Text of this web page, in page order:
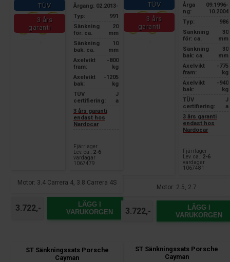
TÜV
3 års
garanti
Årgang: 02.2013-
Typ:
991
Sänkning
för: ca.
20
mm
Sänkning
bak: ca.
10
mm
Axelvikt
fram:
-800
kg
Axelvikt
bak:
-1205
kg
TÜV
certifiering:
J
a
3 års garanti
endast hos
Nardocar
Fjärrlager
Lev. ca.:
2-6
vardagar
1067479
Motor: 3.4 Carrera 4, 3.8 Carrera 4S
3.722,-
LÄGG I
VARUKORGEN
TÜV
3 års
garanti
Årga
ng:
09.1996-
10.2004
Typ:
986
Sänkning
för: ca.
30
mm
Sänkning
bak: ca.
30
mm
Axelvikt
fram:
-775
kg
Axelvikt
bak:
-940
kg
TÜV
certifiering:
J
a
3 års garanti
endast hos
Nardocar
Fjärrlager
Lev. ca.: 2-6
vardagar
1067481
Motor: 2.5, 2.7
3.722,-
LÄGG I
VARUKORGEN
ST Sänkningssats Porsche
Cayman
ST Sänkningssats Porsche
Cayman